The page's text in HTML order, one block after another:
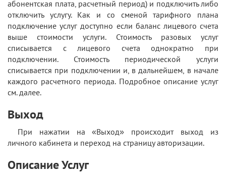
абонентская плата, расчетный период) и подключить либо
отключить услугу. Как и со сменой тарифного плана
подключение услуг доступно если баланс лицевого счета
выше стоимости услуги. Стоимость разовых услуг
списывается с лицевого счета однократно при
подключении. Стоимость периодической услуги
списывается при подключении и, в дальнейшем, в начале
каждого расчетного периода. Подробное описание услуг
см. далее.
Выход
При нажатии на «Выход» происходит выход из
личного кабинета и переход на страницу авторизации.
Описание Услуг